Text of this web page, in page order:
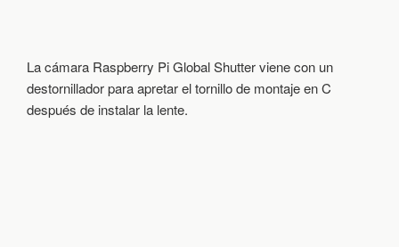
La cámara Raspberry Pi Global Shutter viene con un
destornillador para apretar el tornillo de montaje en C
después de instalar la lente.